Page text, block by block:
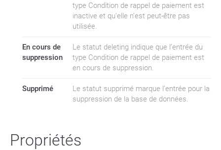
type Condition de rappel de paiement est
inactive et qu’elle n’est peut-être pas
utilisée.
En cours de
suppression
Le statut deleting indique que l’entrée du
type Condition de rappel de paiement est
en cours de suppression.
Supprimé
Le statut supprimé marque l’entrée pour la
suppression de la base de données.
Propriétés